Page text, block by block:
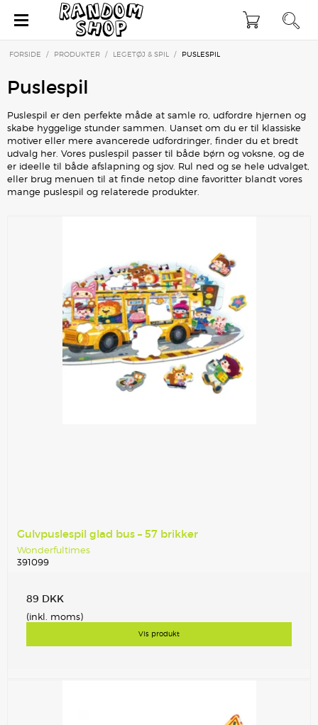
FORSIDE / PRODUKTER / LEGETØJ & SPIL / PUSLESPIL
Puslespil
Puslespil er den perfekte måde at samle ro, udfordre hjernen og
skabe hyggelige stunder sammen. Uanset om du er til klassiske
motiver eller mere avancerede udfordringer, finder du et bredt
udvalg her. Vores puslespil passer til både børn og voksne, og de
er ideelle til både afslapning og sjov. Rul ned og se hele udvalget,
eller brug menuen til at finde netop dine favoritter blandt vores
mange puslespil og relaterede produkter.
Gulvpuslespil glad bus – 57 brikker
Wonderfultimes
391099
89 DKK
(inkl. moms)
Vis produkt